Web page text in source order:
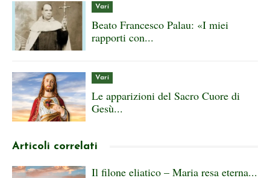
Vari
Beato Francesco Palau: «I miei
rapporti con...
Vari
Le apparizioni del Sacro Cuore di
Gesù...
Articoli correlati
Il filone eliatico – Maria resa eterna...